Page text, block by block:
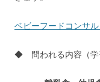
ベビーフードコンサル
◆ 問われる内容（学